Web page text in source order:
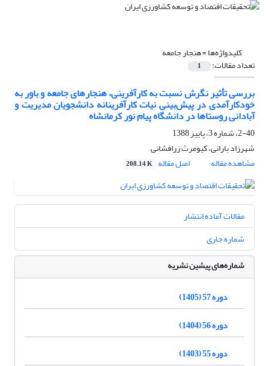
کلیدواژه‌ها =هنجار جامعه
تعداد مقالات: 1
بررسی تأثیر نگرش نسبت به کارآفرینی، هنجارهای جامعه و باور به
خودکارآمدی در پیش‌بینی نیات کارآفرینانه دانشجویان مدیریت و
آبادانی روستاها در دانشگاه پیام نور کرمانشاه
2-40، شماره 3، پاییز 1388
شهرزاد بارانی، کیومرث زرافشانی
مشاهده مقاله
اصل مقاله 208.14 K
مقالات آماده انتشار
شماره جاری
شماره‌های پیشین نشریه
دوره 57 (1405)
دوره 56 (1404)
دوره 55 (1403)